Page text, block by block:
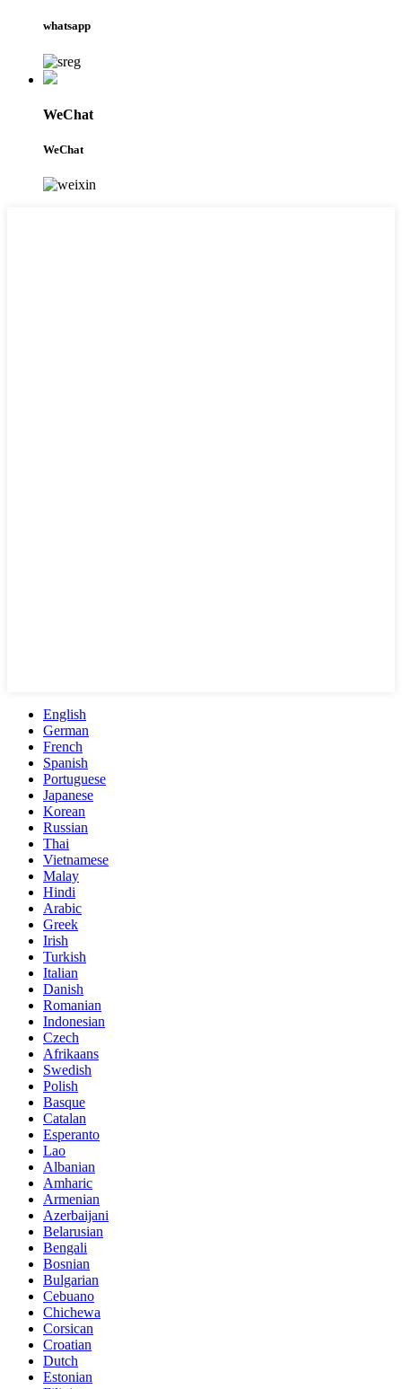
whatsapp
WeChat
WeChat
English
German
French
Spanish
Portuguese
Japanese
Korean
Russian
Thai
Vietnamese
Malay
Hindi
Arabic
Greek
Irish
Turkish
Italian
Danish
Romanian
Indonesian
Czech
Afrikaans
Swedish
Polish
Basque
Catalan
Esperanto
Lao
Albanian
Amharic
Armenian
Azerbaijani
Belarusian
Bengali
Bosnian
Bulgarian
Cebuano
Chichewa
Corsican
Croatian
Dutch
Estonian